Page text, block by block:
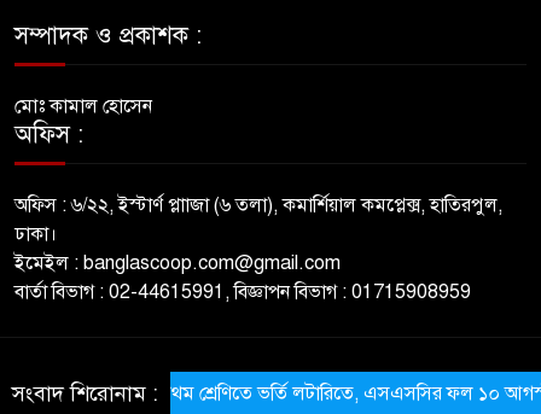
সম্পাদক ও প্রকাশক :
মোঃ কামাল হোসেন
অফিস :
অফিস : ৬/২২, ইস্টার্ণ প্লাাজা (৬ তলা), কমার্শিয়াল কমপ্লেক্স, হাতিরপুল,
ঢাকা।
ইমেইল : banglascoop.com@gmail.com
বার্তা বিভাগ : 02-44615991, বিজ্ঞাপন বিভাগ : 01715908959
© All rights reserved © BanglaScoop
সংবাদ শিরোনাম :প্রথম শ্রেণিতে ভর্তি লটারিতে, এসএসসির ফল ১০ আগস্ট